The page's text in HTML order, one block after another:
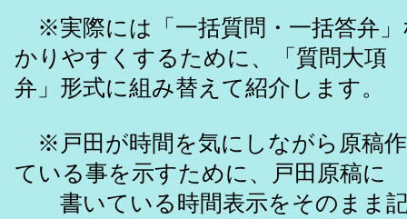
※実際には「一括質問・一括答弁」
かりやすくするために、「質問大
弁」形式に組み替えて紹介します。
※戸田が時間を気にしながら原稿
ている事を示すために、戸田原稿に
書いている時間表示をそのまま